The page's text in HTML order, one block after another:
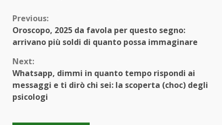
Continue
Reading
Previous:
Oroscopo, 2025 da favola per questo segno:
arrivano più soldi di quanto possa immaginare
Next:
Whatsapp, dimmi in quanto tempo rispondi ai
messaggi e ti dirò chi sei: la scoperta (choc) degli
psicologi